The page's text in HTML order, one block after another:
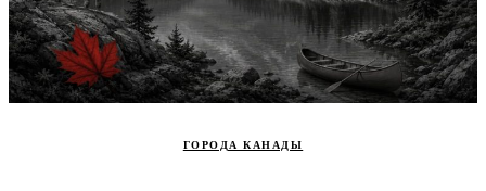
ГОРОДА КАНАДЫ